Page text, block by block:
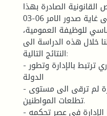
الصادرة بهذا
الشأن بدءا بالأمر 66-133 المؤرخ في 02 جوان 1966 الى غاية صدور الامر 06-03
القانون الأساسي للوظيفة العمومية،
خلال هذه الدراسة الى
النتائج التالية:
- إن الإصلاح الإداري يعتبر ظاهرة من ظواهر العلم الإداري ترتبط بالإدارة وتطور
الدولة
- بالرغم من مختلف محاولات الاصلاح الإداريالا ان الإدارة لم ترقى الى مستوى
تطلعات المواطنين.
- أن الإصلاح الإداري أصبح ضرورة ملحة تواجهها الإدارة في عصر تحكمه